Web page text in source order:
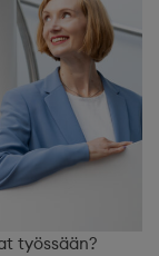
työssään?